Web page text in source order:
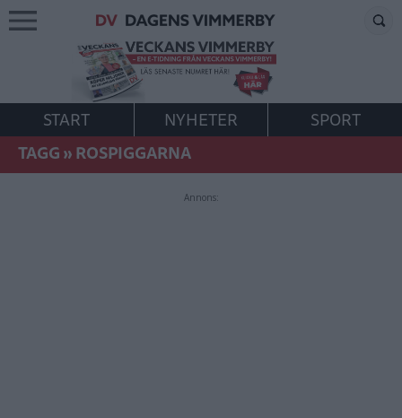
START NYHETER
SPORT
TAGG»ROSPIGGARNA
Annons: